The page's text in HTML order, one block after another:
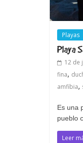
Playas
Playa
12 de
fina,
amfibia,
Es una
pueblo
Leer